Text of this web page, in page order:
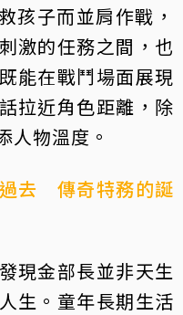
孩子而並肩作戰，
激的任務之間，也
能在戰鬥場面展現
拉近角色距離，除
人物溫度。
去 傳奇特務的誕
現金部長並非天生
生。童年長期生活